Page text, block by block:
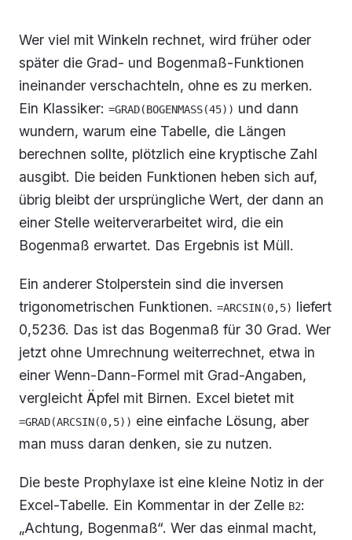
Wer viel mit Winkeln rechnet, wird früher oder
später die Grad- und Bogenmaß-Funktionen
ineinander verschachteln, ohne es zu merken.
Ein Klassiker: =GRAD(BOGENMASS(45)) und dann
wundern, warum eine Tabelle, die Längen
berechnen sollte, plötzlich eine kryptische Zahl
ausgibt. Die beiden Funktionen heben sich auf,
übrig bleibt der ursprüngliche Wert, der dann an
einer Stelle weiterverarbeitet wird, die ein
Bogenmaß erwartet. Das Ergebnis ist Müll.
Ein anderer Stolperstein sind die inversen
trigonometrischen Funktionen. =ARCSIN(0,5) liefert
0,5236. Das ist das Bogenmaß für 30 Grad. Wer
jetzt ohne Umrechnung weiterrechnet, etwa in
einer Wenn-Dann-Formel mit Grad-Angaben,
vergleicht Äpfel mit Birnen. Excel bietet mit
=GRAD(ARCSIN(0,5)) eine einfache Lösung, aber
man muss daran denken, sie zu nutzen.
Die beste Prophylaxe ist eine kleine Notiz in der
Excel-Tabelle. Ein Kommentar in der Zelle B2:
„Achtung, Bogenmaß“. Wer das einmal macht,